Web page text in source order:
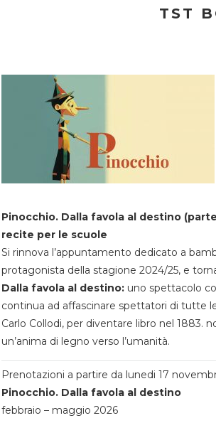
TST
Pinocchio. Dalla favola al destino
recite per le scuole
Si rinnova l’appuntamento dedicato a
protagonista della stagione 2024/25, e
Dalla favola al destino:uno spettacolo
continua ad affascinare spettatori di tutte
Carlo Collodi, per diventare libro nel 1883.
un’anima di legno verso l’umanità.
Prenotazioni a partire da lunedi 17
Pinocchio. Dalla favola al destino
febbraio – maggio 2026